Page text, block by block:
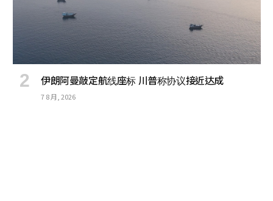
伊朗阿曼敲定航线座标 川普称协议接近达成
7 8 月, 2026